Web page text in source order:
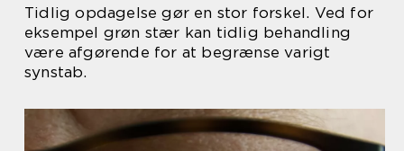
Tidlig opdagelse gør en stor forskel. Ved for
eksempel grøn stær kan tidlig behandling
være afgørende for at begrænse varigt
synstab.